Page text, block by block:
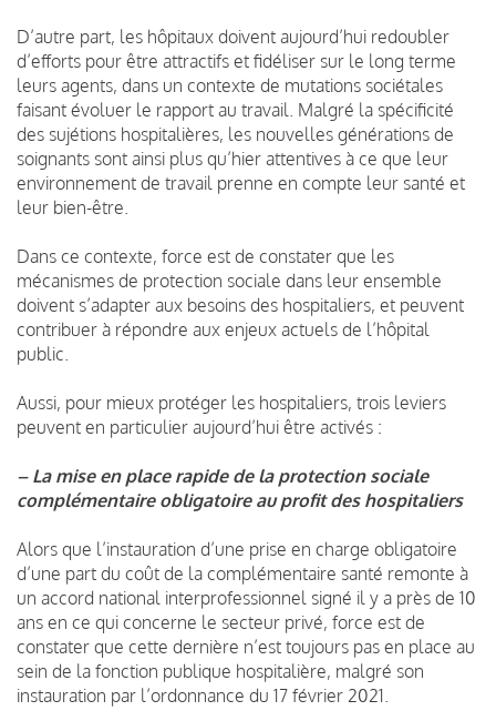
D’autre part, les hôpitaux doivent aujourd’hui redoubler
d’efforts pour être attractifs et fidéliser sur le long terme
leurs agents, dans un contexte de mutations sociétales
faisant évoluer le rapport au travail. Malgré la spécificité
des sujétions hospitalières, les nouvelles générations de
soignants sont ainsi plus qu’hier attentives à ce que leur
environnement de travail prenne en compte leur santé et
leur bien-être.
Dans ce contexte, force est de constater que les
mécanismes de protection sociale dans leur ensemble
doivent s’adapter aux besoins des hospitaliers, et peuvent
contribuer à répondre aux enjeux actuels de l’hôpital
public.
Aussi, pour mieux protéger les hospitaliers, trois leviers
peuvent en particulier aujourd’hui être activés :
– La mise en place rapide de la protection sociale
complémentaire obligatoire au profit des hospitaliers
Alors que l’instauration d’une prise en charge obligatoire
d’une part du coût de la complémentaire santé remonte à
un accord national interprofessionnel signé il y a près de 10
ans en ce qui concerne le secteur privé, force est de
constater que cette dernière n’est toujours pas en place au
sein de la fonction publique hospitalière, malgré son
instauration par l’ordonnance du 17 février 2021.